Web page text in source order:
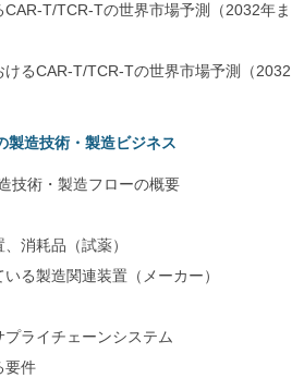
T/TCR-Tの世界市場予測（2032年ま
るCAR-T/TCR-Tの世界市場予測（2032
造技術・製造ビジネス
術・製造フローの概要
消耗品（試薬）
製造関連装置（メーカー）
ライチェーンシステム
件